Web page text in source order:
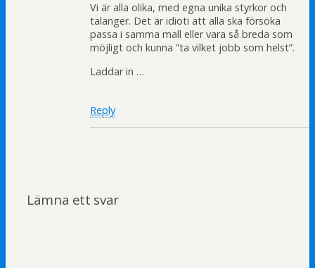
Vi är alla olika, med egna unika styrkor och
talanger. Det är idioti att alla ska försöka
passa i samma mall eller vara så breda som
möjligt och kunna ”ta vilket jobb som helst”.
Laddar in …
Reply
Lämna ett svar